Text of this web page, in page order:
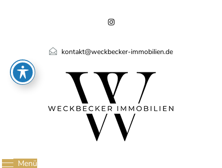
kontakt@weckbecker-immobilien.de
Menü